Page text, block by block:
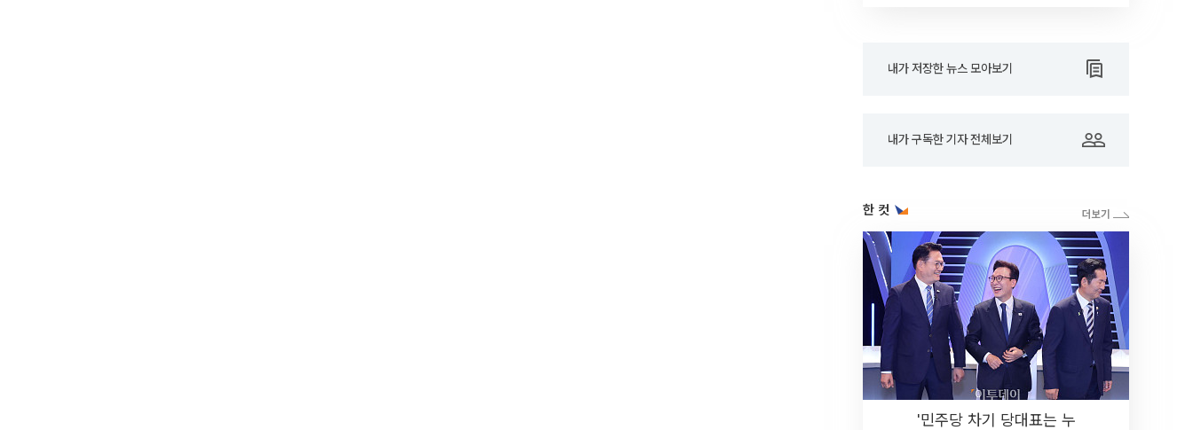
내가 저장한 뉴스 모아보기
내가 구독한 기자 전체보기
한 컷
'민주당 차기 당대표는 누